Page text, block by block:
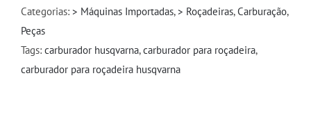
52CC
Categorias: > Máquinas Importadas,> Roçadeiras,Carburação,
Peças
Tags: carburador husqvarna,carburador para roçadeira,
carburador para roçadeira husqvarna